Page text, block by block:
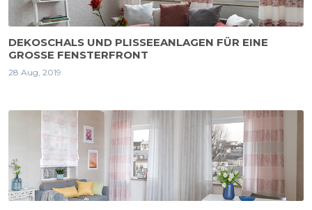
DEKOSCHALS UND PLISSEEANLAGEN FÜR EINE
GROSSE FENSTERFRONT
28 Aug, 2019